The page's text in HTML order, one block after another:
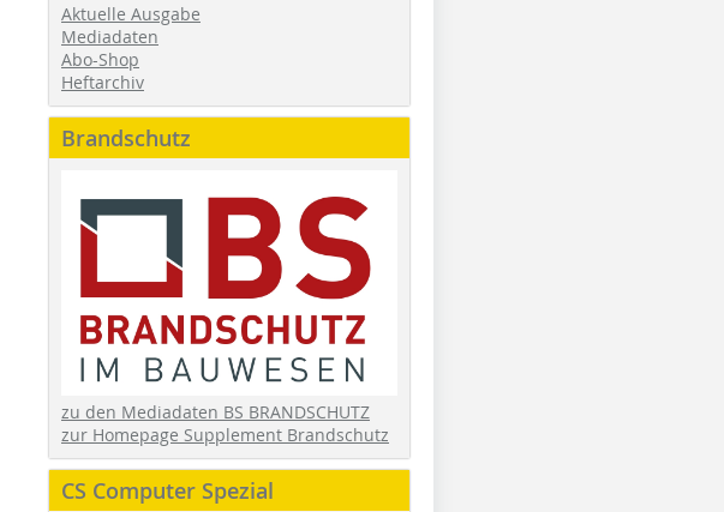
Aktuelle Ausgabe
Mediadaten
Abo-Shop
Heftarchiv
Brandschutz
zu den Mediadaten BS BRANDSCHUTZ
zur Homepage Supplement Brandschutz
CS Computer Spezial